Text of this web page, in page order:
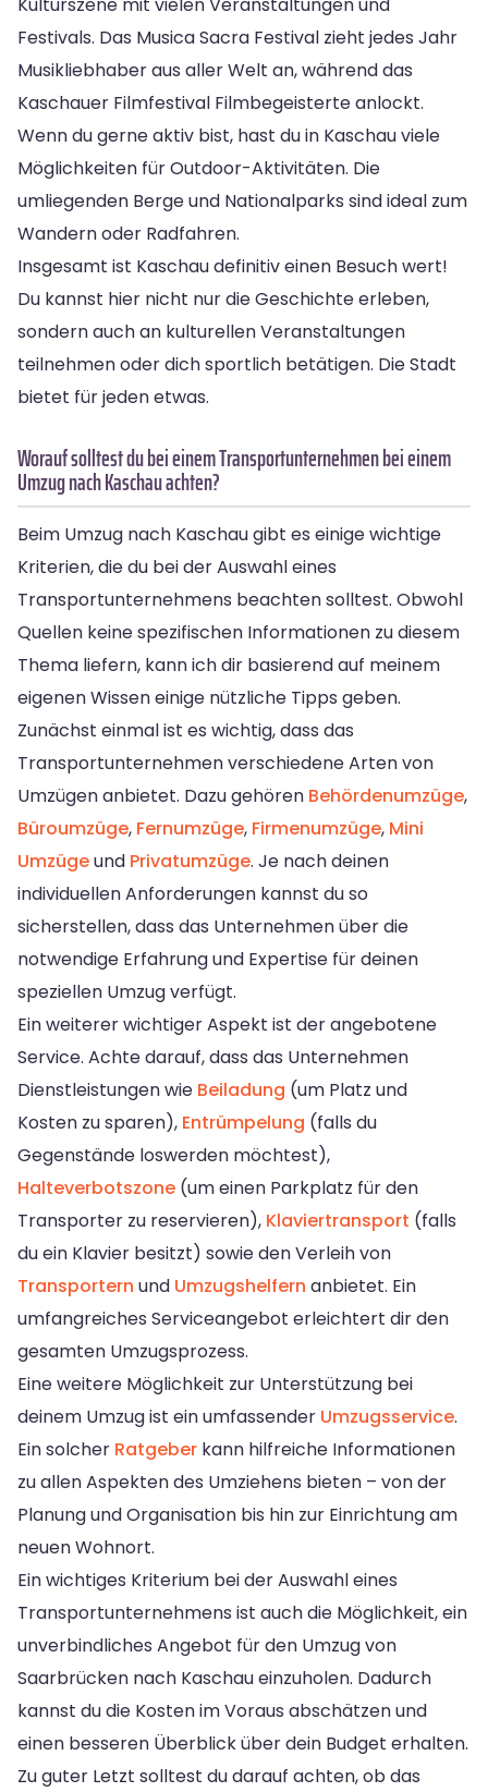
Festivals. Das Musica Sacra Festival zieht jedes Jahr
Musikliebhaber aus aller Welt an, während das
Kaschauer Filmfestival Filmbegeisterte anlockt.
Wenn du gerne aktiv bist, hast du in Kaschau viele
Möglichkeiten für Outdoor-Aktivitäten. Die
umliegenden Berge und Nationalparks sind ideal zum
Wandern oder Radfahren.
Insgesamt ist Kaschau definitiv einen Besuch wert!
Du kannst hier nicht nur die Geschichte erleben,
sondern auch an kulturellen Veranstaltungen
teilnehmen oder dich sportlich betätigen. Die Stadt
bietet für jeden etwas.
Worauf solltest du bei einem Transportunternehmen bei einem
Umzug nach Kaschau achten?
Beim Umzug nach Kaschau gibt es einige wichtige
Kriterien, die du bei der Auswahl eines
Transportunternehmens beachten solltest. Obwohl
Quellen keine spezifischen Informationen zu diesem
Thema liefern, kann ich dir basierend auf meinem
eigenen Wissen einige nützliche Tipps geben.
Zunächst einmal ist es wichtig, dass das
Transportunternehmen verschiedene Arten von
Umzügen anbietet. Dazu gehören Behördenumzüge,
Büroumzüge, Fernumzüge, Firmenumzüge, Mini
Umzügeund Privatumzüge. Je nach deinen
individuellen Anforderungen kannst du so
sicherstellen, dass das Unternehmen über die
notwendige Erfahrung und Expertise für deinen
speziellen Umzug verfügt.
Ein weiterer wichtiger Aspekt ist der angebotene
Service. Achte darauf, dass das Unternehmen
Dienstleistungen wie Beiladung (um Platz und
Kosten zu sparen), Entrümpelung (falls du
Gegenstände loswerden möchtest),
Halteverbotszone (um einen Parkplatz für den
Transporter zu reservieren), Klaviertransport (falls
du ein Klavier besitzt) sowie den Verleih von
Transportern und Umzugshelfern anbietet. Ein
umfangreiches Serviceangebot erleichtert dir den
gesamten Umzugsprozess.
Eine weitere Möglichkeit zur Unterstützung bei
deinem Umzug ist ein umfassender Umzugsservice.
Ein solcher Ratgeber kann hilfreiche Informationen
zu allen Aspekten des Umziehens bieten – von der
Planung und Organisation bis hin zur Einrichtung am
neuen Wohnort.
Ein wichtiges Kriterium bei der Auswahl eines
Transportunternehmens ist auch die Möglichkeit, ein
unverbindliches Angebot für den Umzug von
Saarbrücken nach Kaschau einzuholen. Dadurch
kannst du die Kosten im Voraus abschätzen und
einen besseren Überblick über dein Budget erhalten.
Zu guter Letzt solltest du darauf achten, ob das